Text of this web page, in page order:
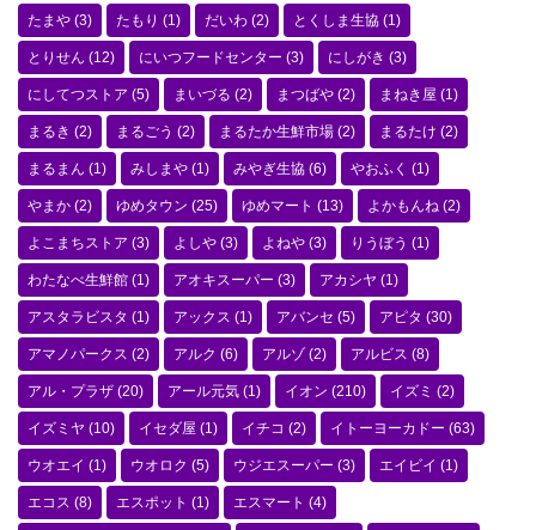
たまや (3) たもり (1) だいわ (2) とくしま生協 (1)
とりせん (12) にいつフードセンター (3) にしがき (3)
にしてつストア (5) まいづる (2) まつばや (2) まねき屋 (1)
まるき (2) まるごう (2) まるたか生鮮市場 (2) まるたけ (2)
まるまん (1) みしまや (1) みやぎ生協 (6) やおふく (1)
やまか (2) ゆめタウン (25) ゆめマート (13) よかもんね (2)
よこまちストア (3) よしや (3) よねや (3) りうぼう (1)
わたなべ生鮮館 (1) アオキスーパー (3) アカシヤ (1)
アスタラビスタ (1) アックス (1) アバンセ (5) アピタ (30)
アマノパークス (2) アルク (6) アルゾ(2) アルビス (8)
アル・プラザ (20) アール元気 (1) イオン (210) イズミ (2)
イズミヤ (10) イセダ屋 (1) イチコ (2) イトーヨーカドー (63)
ウオエイ (1) ウオロク (5) ウジエスーパー (3) エイビイ (1)
エコス (8) エスポット (1) エスマート (4)